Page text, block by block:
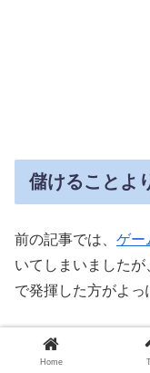
儲けることよ
前の記事では、 ゲー
いてしまいました
で発揮した方がよっ
ゲームが好きなあ
ずです。
Home